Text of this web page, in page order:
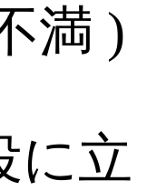
満 )
に立